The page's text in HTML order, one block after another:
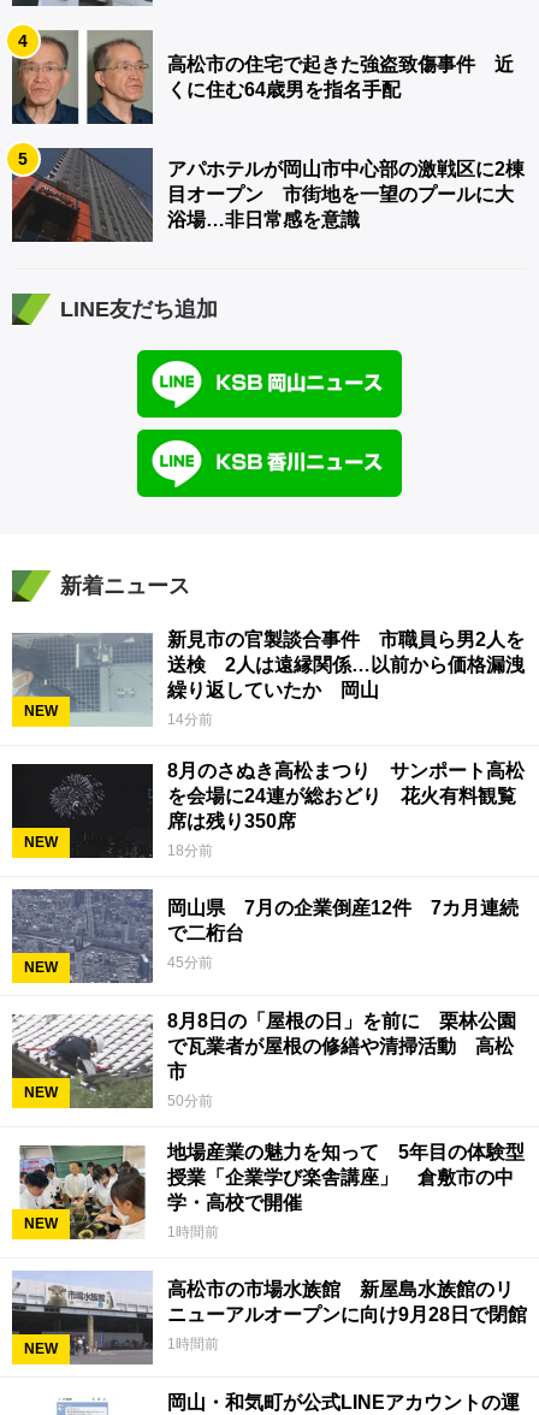
4
高松市の住宅で起きた強盗致傷事件 近
くに住む64歳男を指名手配
5
アパホテルが岡山市中心部の激戦区に2棟
目オープン 市街地を一望のプールに大
浴場…非日常感を意識
LINE友だち追加
新着ニュース
NEW
新見市の官製談合事件 市職員ら男2人を
送検 2人は遠縁関係…以前から価格漏洩
繰り返していたか 岡山
14分前
NEW
8月のさぬき高松まつり サンポート高松
を会場に24連が総おどり 花火有料観覧
席は残り350席
18分前
NEW
岡山県 7月の企業倒産12件 7カ月連続
で二桁台
45分前
NEW
8月8日の「屋根の日」を前に 栗林公園
で瓦業者が屋根の修繕や清掃活動 高松
市
50分前
NEW
地場産業の魅力を知って 5年目の体験型
授業「企業学び楽舎講座」 倉敷市の中
学・高校で開催
1時間前
NEW
高松市の市場水族館 新屋島水族館のリ
ニューアルオープンに向け9月28日で閉館
1時間前
岡山・和気町が公式LINEアカウントの運